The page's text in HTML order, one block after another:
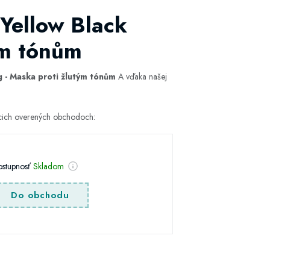
Black
tónům
Maska proti žlutým tónům A vďaka našej
overených obchodoch:
Skladom
Do obchodu